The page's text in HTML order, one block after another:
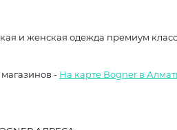
и женская одежда премиум
- На карте Bogner в